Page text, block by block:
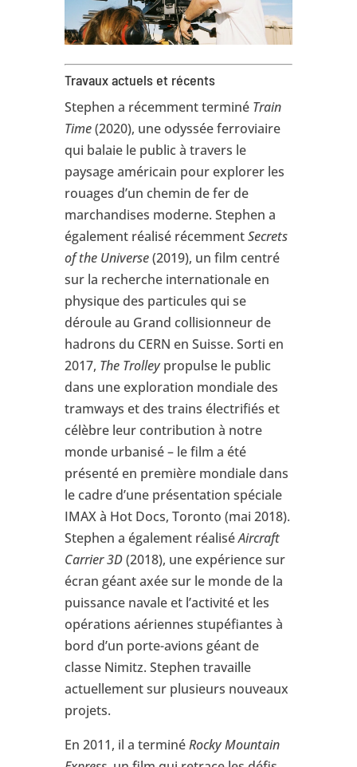
Travaux actuels et récents
Stephen a récemment terminé Train
Time(2020), une odyssée ferroviaire
qui balaie le public à travers le
paysage américain pour explorer les
rouages d’un chemin de fer de
marchandises moderne. Stephen a
également réalisé récemmentSecrets
of the Universe(2019), un film centré
sur la recherche internationale en
physique des particules qui se
déroule au Grand collisionneur de
hadrons du CERN en Suisse. Sorti en
2017, The Trolleypropulse le public
dans une exploration mondiale des
tramways et des trains électrifiés et
célèbre leur contribution à notre
monde urbanisé – le film a été
présenté en première mondiale dans
le cadre d’une présentation spéciale
IMAX à Hot Docs, Toronto (mai 2018).
Stephen a également réaliséAircraft
Carrier 3D(2018), une expérience sur
écran géant axée sur le monde de la
puissance navale et l’activité et les
opérations aériennes stupéfiantes à
bord d’un porte-avions géant de
classe Nimitz. Stephen travaille
actuellement sur plusieurs nouveaux
projets.
En 2011, il a terminéRocky Mountain